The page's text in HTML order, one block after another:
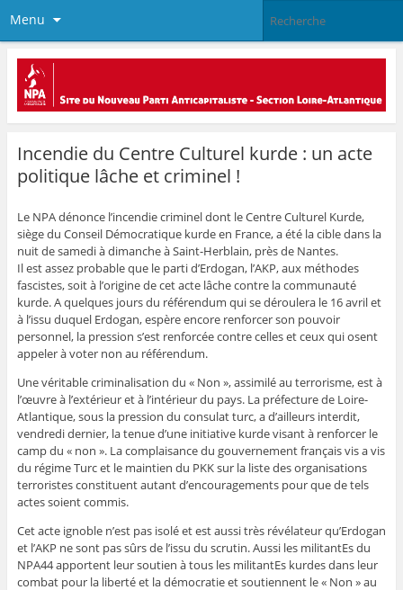
Menu
Incendie du Centre Culturel kurde : un acte
politique lâche et criminel !
Le NPA dénonce l’incendie criminel dont le Centre Culturel Kurde,
siège du Conseil Démocratique kurde en France, a été la cible dans la
nuit de samedi à dimanche à Saint-Herblain, près de Nantes.
Il est assez probable que le parti d’Erdogan, l’AKP, aux méthodes
fascistes, soit à l’origine de cet acte lâche contre la communauté
kurde. A quelques jours du référendum qui se déroulera le 16 avril et
à l’issu duquel Erdogan, espère encore renforcer son pouvoir
personnel, la pression s’est renforcée contre celles et ceux qui osent
appeler à voter non au référendum.
Une véritable criminalisation du « Non », assimilé au terrorisme, est à
l’œuvre à l’extérieur et à l’intérieur du pays. La préfecture de Loire-
Atlantique, sous la pression du consulat turc, a d’ailleurs interdit,
vendredi dernier, la tenue d’une initiative kurde visant à renforcer le
camp du « non ». La complaisance du gouvernement français vis a vis
du régime Turc et le maintien du PKK sur la liste des organisations
terroristes constituent autant d’encouragements pour que de tels
actes soient commis.
Cet acte ignoble n’est pas isolé et est aussi très révélateur qu’Erdogan
et l’AKP ne sont pas sûrs de l’issu du scrutin. Aussi les militantEs du
NPA44 apportent leur soutien à tous les militantEs kurdes dans leur
combat pour la liberté et la démocratie et soutiennent le « Non » au